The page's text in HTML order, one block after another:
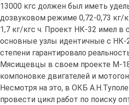
13000 кгс должен был иметь
дозвуковом режиме 0,72-0,73 кг/
1,7 кг/кгс ч. Проект НК-32 имел в
основные узлы идентичные с НК-
степени гарантировало
Мясищевцы в своем проекте М-
компоновке двигателей и
Несмотря на это, в ОКБ
провести цикл работ по поиску